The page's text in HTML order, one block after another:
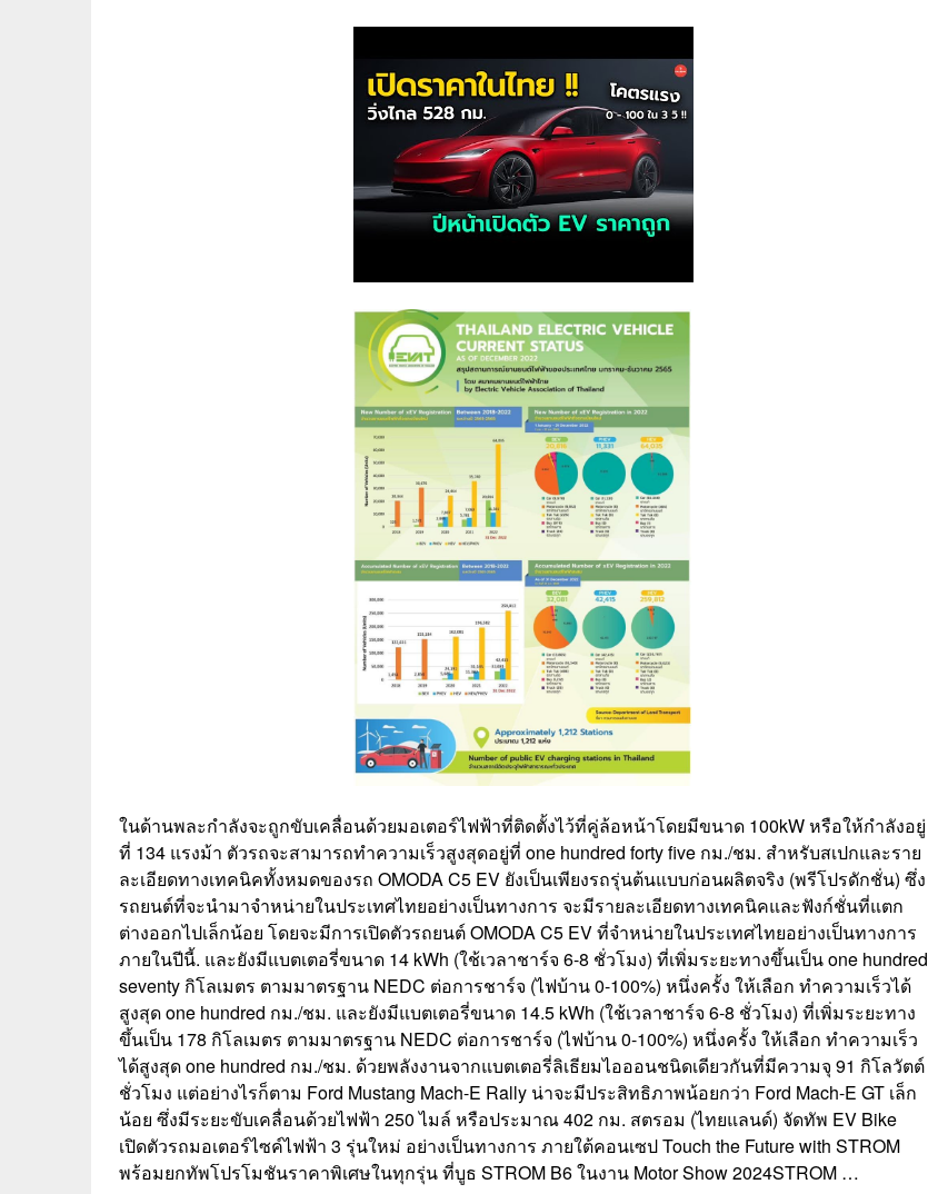
ในด้านพละกำลังจะถูกขับเคลื่อนด้วยมอเตอร์ไฟฟ้าที่ติดตั้งไว้ที่คู่ล้อหน้าโดยมีขนาด 100kW หรือให้กำลังอยู่
ที่ 134 แรงม้า ตัวรถจะสามารถทำความเร็วสูงสุดอยู่ที่ one hundred forty five กม./ชม. สำหรับสเปกและราย
ละเอียดทางเทคนิคทั้งหมดของรถ OMODA C5 EV ยังเป็นเพียงรถรุ่นต้นแบบก่อนผลิตจริง (พรีโปรดักชั่น) ซึ่ง
รถยนต์ที่จะนำมาจำหน่ายในประเทศไทยอย่างเป็นทางการ จะมีรายละเอียดทางเทคนิคและฟังก์ชั่นที่แตก
ต่างออกไปเล็กน้อย โดยจะมีการเปิดตัวรถยนต์ OMODA C5 EV ที่จำหน่ายในประเทศไทยอย่างเป็นทางการ
ภายในปีนี้. และยังมีแบตเตอรี่ขนาด 14 kWh (ใช้เวลาชาร์จ 6-8 ชั่วโมง) ที่เพิ่มระยะทางขึ้นเป็น one hundred
seventy กิโลเมตร ตามมาตรฐาน NEDC ต่อการชาร์จ (ไฟบ้าน 0-100%) หนึ่งครั้ง ให้เลือก ทำความเร็วได้
สูงสุด one hundred กม./ชม. และยังมีแบตเตอรี่ขนาด 14.5 kWh (ใช้เวลาชาร์จ 6-8 ชั่วโมง) ที่เพิ่มระยะทาง
ขึ้นเป็น 178 กิโลเมตร ตามมาตรฐาน NEDC ต่อการชาร์จ (ไฟบ้าน 0-100%) หนึ่งครั้ง ให้เลือก ทำความเร็ว
ได้สูงสุด one hundred กม./ชม. ด้วยพลังงานจากแบตเตอรี่ลิเธียมไอออนชนิดเดียวกันที่มีความจุ 91 กิโลวัตต์
ชั่วโมง แต่อย่างไรก็ตาม Ford Mustang Mach-E Rally น่าจะมีประสิทธิภาพน้อยกว่า Ford Mach-E GT เล็ก
น้อย ซึ่งมีระยะขับเคลื่อนด้วยไฟฟ้า 250 ไมล์ หรือประมาณ 402 กม. สตรอม (ไทยแลนด์) จัดทัพ EV Bike
เปิดตัวรถมอเตอร์ไซค์ไฟฟ้า 3 รุ่นใหม่ อย่างเป็นทางการ ภายใต้คอนเซป Touch the Future with STROM
พร้อมยกทัพโปรโมชันราคาพิเศษในทุกรุ่น ที่บูธ STROM B6 ในงาน Motor Show 2024STROM …